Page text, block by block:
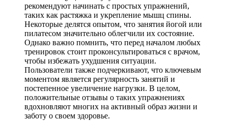
рекомендуют начинать с простых упражнений,
таких как растяжка и укрепление мышц спины.
Некоторые делятся опытом, что занятия йогой или
пилатесом значительно облегчили их состояние.
Однако важно помнить, что перед началом любых
тренировок стоит проконсультироваться с врачом,
чтобы избежать ухудшения ситуации.
Пользователи также подчеркивают, что ключевым
моментом является регулярность занятий и
постепенное увеличение нагрузки. В целом,
положительные отзывы о таких упражнениях
вдохновляют многих на активный образ жизни и
заботу о своем здоровье.